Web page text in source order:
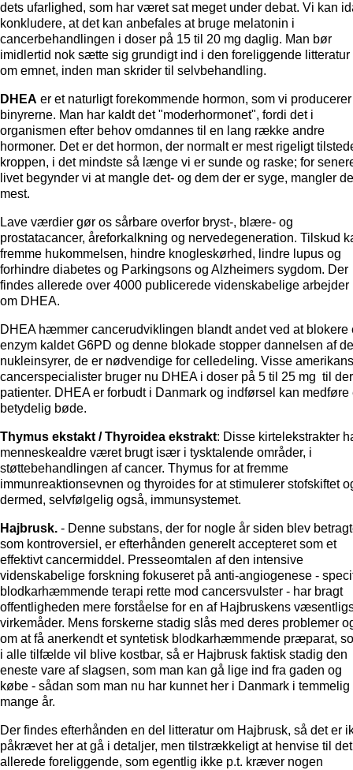
dets ufarlighed, som har været sat meget under debat. Vi kan
konkludere, at det kan anbefales at bruge melatonin i
cancerbehandlingen i doser på 15 til 20 mg daglig. Man bør
imidlertid nok sætte sig grundigt ind i den foreliggende litteratur
om emnet, inden man skrider til selvbehandling.
DHEA er et naturligt forekommende hormon, som vi
binyrerne. Man har kaldt det "moderhormonet", fordi det i
organismen efter behov omdannes til en lang række andre
hormoner. Det er det hormon, der normalt er mest rigeligt
kroppen, i det mindste så længe vi er sunde og raske; for
livet begynder vi at mangle det- og dem der er syge, mangler
mest.
Lave værdier gør os sårbare overfor bryst-, blære- og
prostatacancer, åreforkalkning og nervedegeneration. Tilskud
fremme hukommelsen, hindre knogleskørhed, lindre lupus og
forhindre diabetes og Parkingsons og Alzheimers sygdom. Der
findes allerede over 4000 publicerede videnskabelige arbejder
om DHEA.
DHEA hæmmer cancerudviklingen blandt andet ved at blokere
enzym kaldet G6PD og denne blokade stopper dannelsen af de
nukleinsyrer, de er nødvendige for celledeling. Visse
cancerspecialister bruger nu DHEA i doser på 5 til 25 mg til
patienter. DHEA er forbudt i Danmark og indførsel kan medføre
betydelig bøde.
Thymus ekstakt / Thyroidea ekstrakt: Disse kirtelekstrakter
menneskealdre været brugt især i tysktalende områder, i
støttebehandlingen af cancer. Thymus for at fremme
immunreaktionsevnen og thyroides for at stimulerer stofskiftet
dermed, selvfølgelig også, immunsystemet.
Hajbrusk. - Denne substans, der for nogle år siden blev
som kontroversiel, er efterhånden generelt accepteret som et
effektivt cancermiddel. Presseomtalen af den intensive
videnskabelige forskning fokuseret på anti-angiogenese -
blodkarhæmmende terapi rette mod cancersvulster - har bragt
offentligheden mere forståelse for en af Hajbruskens
virkemåder. Mens forskerne stadig slås med deres problemer
om at få anerkendt et syntetisk blodkarhæmmende præparat,
i alle tilfælde vil blive kostbar, så er Hajbrusk faktisk stadig den
eneste vare af slagsen, som man kan gå lige ind fra gaden og
købe - sådan som man nu har kunnet her i Danmark i temmelig
mange år.
Der findes efterhånden en del litteratur om Hajbrusk, så det er
påkrævet her at gå i detaljer, men tilstrækkeligt at henvise til det
allerede foreliggende, som egentlig ikke p.t. kræver nogen